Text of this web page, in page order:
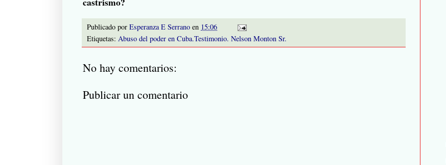
Publicado por Esperanza E Serrano en 15:06
Etiquetas: Abuso del poder en Cuba.Testimonio. Nelson Monton Sr.
No hay comentarios:
Publicar un comentario